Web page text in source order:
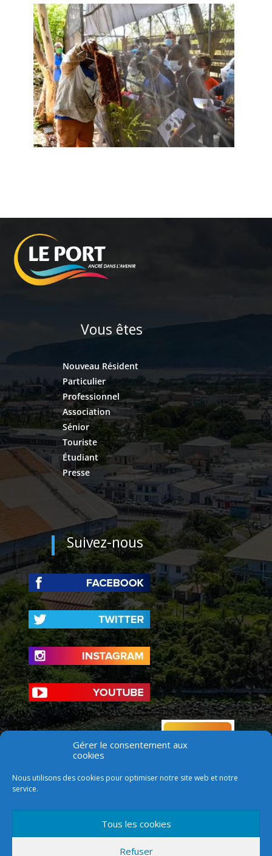
Gérer le consentement aux
cookies
Nous utilisons des cookies pour optimiser notre site web et notre
service.
Tous les cookies
Refuser
Vous êtes
Nouveau Résident
Particulier
Professionnel
Association
Sénior
Touriste
Étudiant
Presse
Suivez-nous